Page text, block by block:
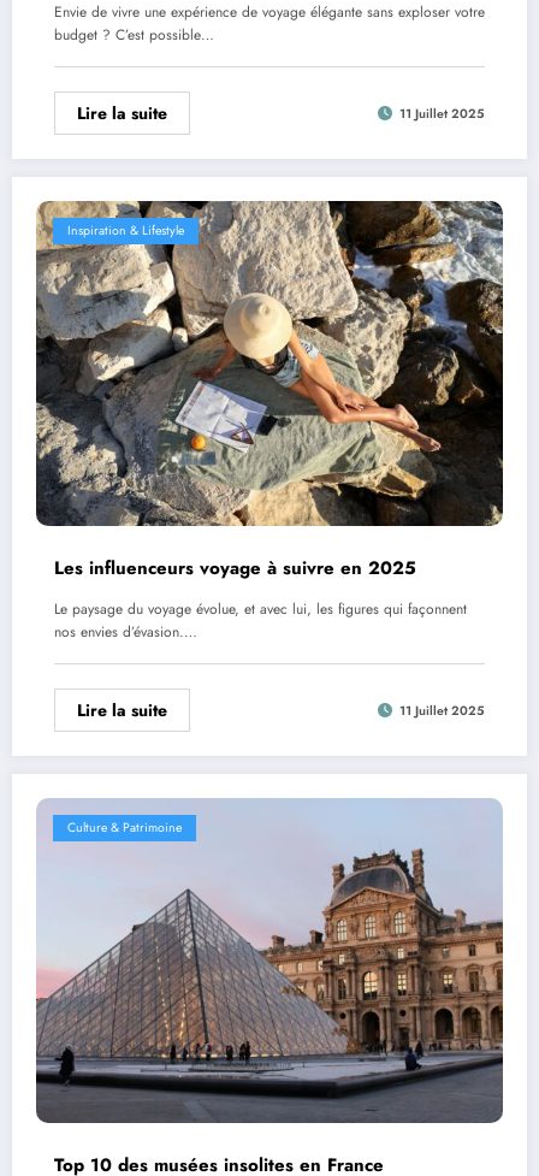
Envie de vivre une expérience de voyage élégante sans exploser votre
budget ? C’est possible…
Lire la suite 11 Juillet 2025
Inspiration & Lifestyle
Les influenceurs voyage à suivre en 2025
Le paysage du voyage évolue, et avec lui, les figures qui façonnent
nos envies d’évasion.…
Lire la suite 11 Juillet 2025
Culture & Patrimoine
Top 10 des musées insolites en France